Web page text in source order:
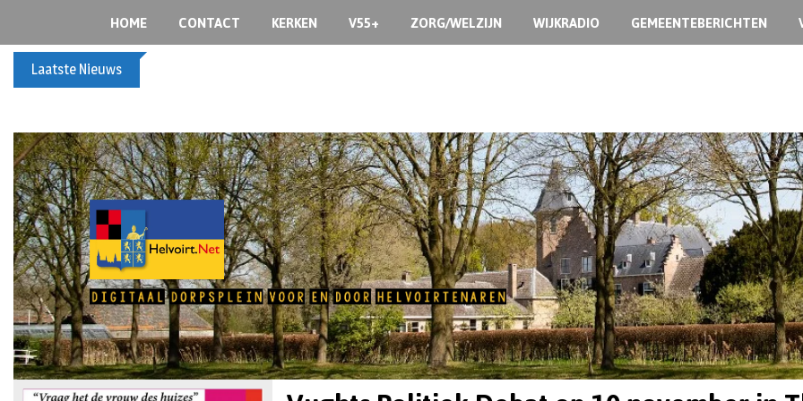
HOME CONTACT KERKEN V55+ ZORG/WELZIJN WIJKRADIO GEMEENTEBERICHTEN
Laatste Nieuws